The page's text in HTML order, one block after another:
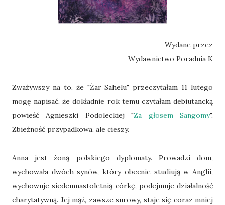
Wydane przez
Wydawnictwo Poradnia K
Zważywszy na to, że "Żar Sahelu" przeczytałam 11 lutego
mogę napisać, że dokładnie rok temu czytałam debiutancką
powieść Agnieszki Podoleckiej "Za głosem Sangomy".
Zbieżność przypadkowa, ale cieszy.
Anna jest żoną polskiego dyplomaty. Prowadzi dom,
wychowała dwóch synów, który obecnie studiują w Anglii,
wychowuje siedemnastoletnią córkę, podejmuje działalność
charytatywną. Jej mąż, zawsze surowy, staje się coraz mniej